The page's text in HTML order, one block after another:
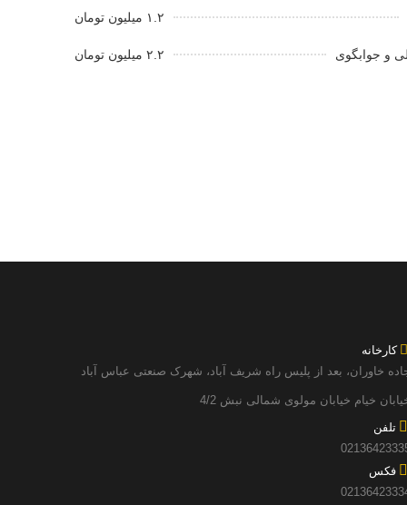
۱.۲ میلیون تومان
و جوابگوی ۲.۲ میلیون تومان
کارخانه
خاوران، بعد از پلیس راه شریف آباد، شهرک صنعتی عباس آباد
خیام خیابان مولوی شمالی نبش 4/2
تلفن
فکس